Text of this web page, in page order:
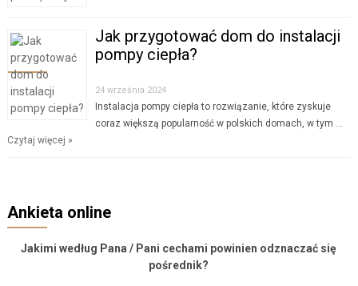
Jak przygotować dom do instalacji
pompy ciepła?
24 września 2024
Instalacja pompy ciepła to rozwiązanie, które zyskuje
coraz większą popularność w polskich domach, w tym …
Czytaj więcej »
Ankieta online
Jakimi według Pana / Pani cechami powinien odznaczać się
pośrednik?